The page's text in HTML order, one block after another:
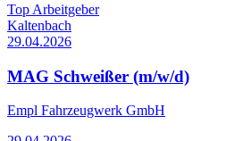
Top Arbeitgeber
Kaltenbach
29.04.2026
MAG Schweißer (m/w/d)
Empl Fahrzeugwerk GmbH